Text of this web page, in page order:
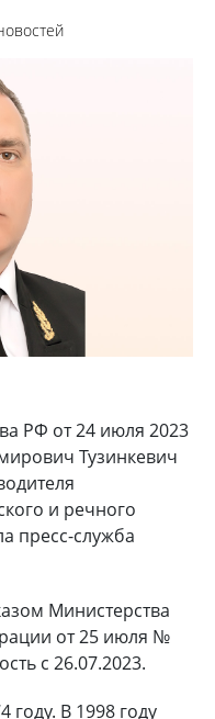
РФ от 24 июля 2023
Тузинкевич
и речного
пресс-служба
Министерства
от 25 июля №
с 26.07.2023.
году. В 1998 году